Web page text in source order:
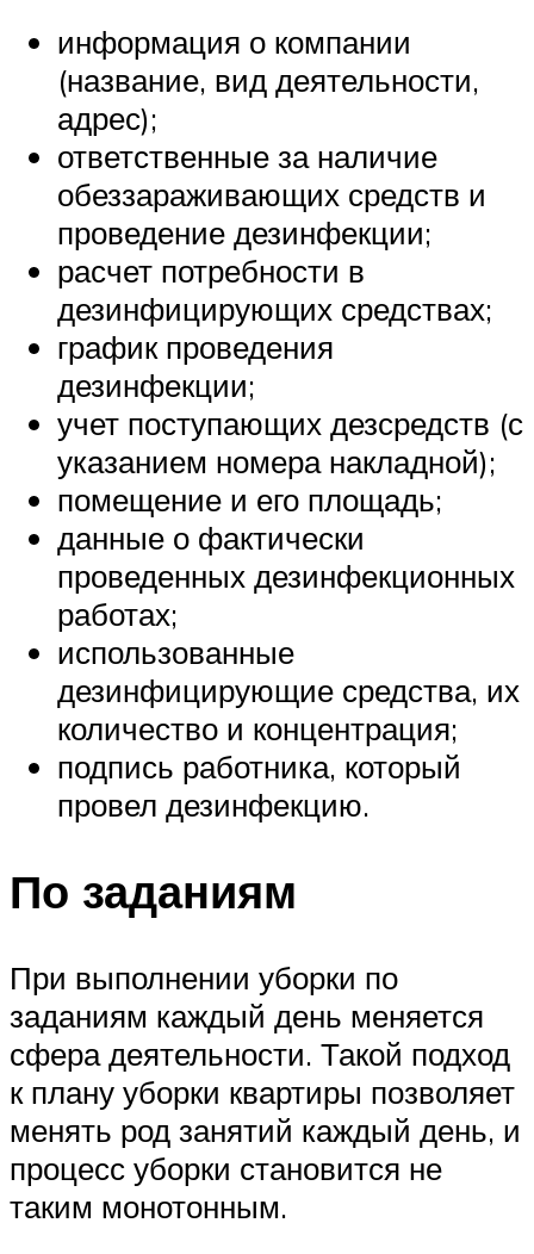
информация о компании
(название, вид деятельности,
адрес);
ответственные за наличие
обеззараживающих средств и
проведение дезинфекции;
расчет потребности в
дезинфицирующих средствах;
график проведения
дезинфекции;
учет поступающих дезсредств (с
указанием номера накладной);
помещение и его площадь;
данные о фактически
проведенных дезинфекционных
работах;
использованные
дезинфицирующие средства, их
количество и концентрация;
подпись работника, который
провел дезинфекцию.
По заданиям
При выполнении уборки по
заданиям каждый день меняется
сфера деятельности. Такой подход
к плану уборки квартиры позволяет
менять род занятий каждый день, и
процесс уборки становится не
таким монотонным.